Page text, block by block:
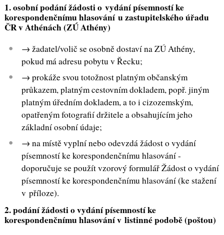
1. osobní podání žádosti o vydání písemností ke
korespondenčnímu hlasování u zastupitelského úřadu
ČR v Athénách (ZÚ Athény)
→ žadatel/volič se osobně dostaví na ZÚ Athény,
pokud má adresu pobytu v Řecku;
→ prokáže svou totožnost platným občanským
průkazem, platným cestovním dokladem, popř. jiným
platným úředním dokladem, a to i cizozemským,
opatřeným fotografií držitele a obsahujícím jeho
základní osobní údaje;
→ na místě vyplní nebo odevzdá žádost o vydání
písemností ke korespondenčnímu hlasování -
doporučuje se použít vzorový formulář Žádost o vydání
písemností ke korespondenčnímu hlasování (ke stažení
v příloze).
2. podání žádosti o vydání písemností ke
korespondenčnímu hlasování v listinné podobě (poštou)